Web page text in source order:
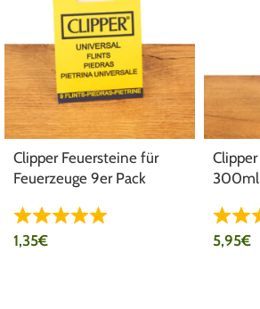
Clipper Feuersteine für
Feuerzeuge 9er Pack
1,35€
Clipper
300ml
5,95€